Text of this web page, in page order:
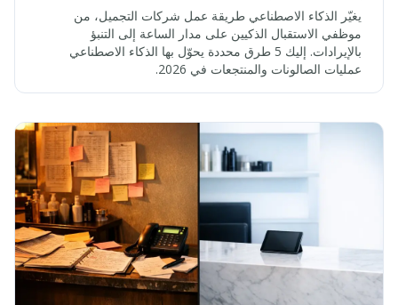
يغيّر الذكاء الاصطناعي طريقة عمل شركات التجميل، من
موظفي الاستقبال الذكيين على مدار الساعة إلى التنبؤ
بالإيرادات. إليك 5 طرق محددة يحوّل بها الذكاء الاصطناعي
عمليات الصالونات والمنتجعات في 2026.